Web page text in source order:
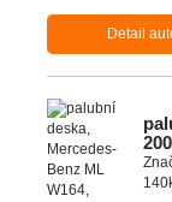
Detail